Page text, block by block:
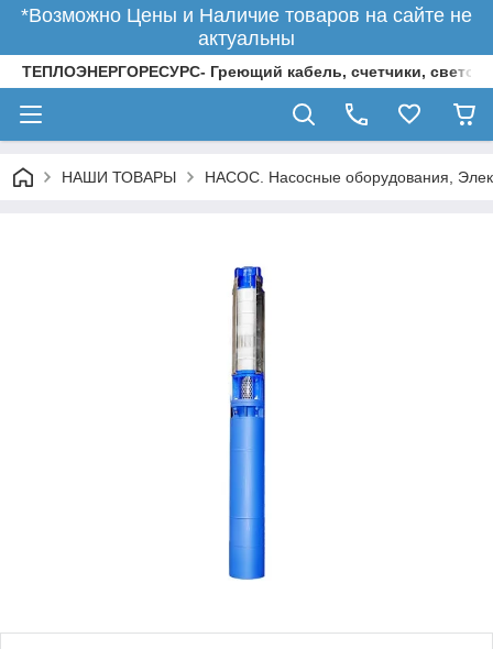
*Возможно Цены и Наличие товаров на сайте не
актуальны
ТЕПЛОЭНЕРГОРЕСУРС- Греющий кабель, счетчики,
НАШИ ТОВАРЫ НАСОС. Насосные оборудования,